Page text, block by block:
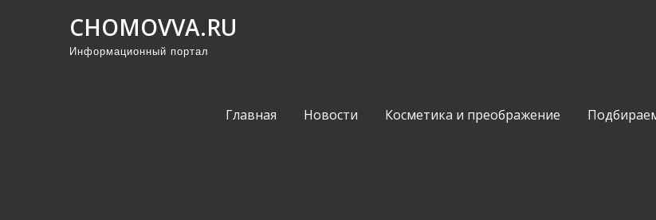
CHOMOVVA.RU
Информационный портал
Главная Новости Косметика и преображение